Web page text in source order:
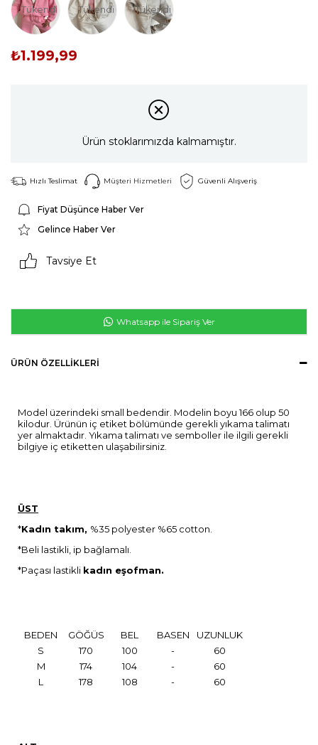
Tükendi Tükendi Tükendi
₺1.199,99
Ürün stoklarımızda kalmamıştır.
Hızlı Teslimat Müşteri Hizmetleri Güvenli Alışveriş
Fiyat Düşünce Haber Ver
Gelince Haber Ver
Tavsiye Et
Whatsapp ile Sipariş Ver
ÜRÜN ÖZELLIKLERI
Model üzerindeki small bedendir. Modelin boyu 166 olup 50
kilodur. Ürünün iç etiket bölümünde gerekli yıkama talimatı
yer almaktadır. Yıkama talimatı ve semboller ile ilgili gerekli
bilgiye iç etiketten ulaşabilirsiniz.
ÜST
*Kadın takım, %35 polyester %65 cotton.
*Beli lastikli, ip bağlamalı.
*Paçası lastikli kadın eşofman.
BEDEN GÖĞÜS BEL BASEN
UZUNLUK
S
170 100 -
60
M
174 104 -
60
L
178 108 - 60